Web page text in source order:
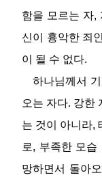
함을 모르는 자,
신이 흉악한 죄
이 될 수 없다.
하나님께서 기
오는 자다. 강한
는 것이 아니라,
로, 부족한 모습
망하면서 돌아